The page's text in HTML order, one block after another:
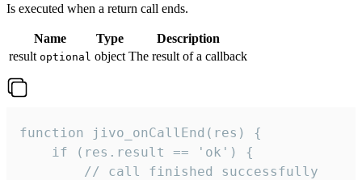
Is executed when a return call ends.
Name Type
Description
result optional object The result of a callback
function jivo_onCallEnd(res) {
    if (res.result == 'ok') {
        // call finished successfully